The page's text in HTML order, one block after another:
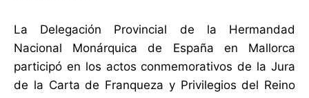
La Delegación Provincial de la Hermandad
Nacional Monárquica de España en Mallorca
participó en los actos conmemorativos de la Jura
de la Carta de Franqueza y Privilegios del Reino